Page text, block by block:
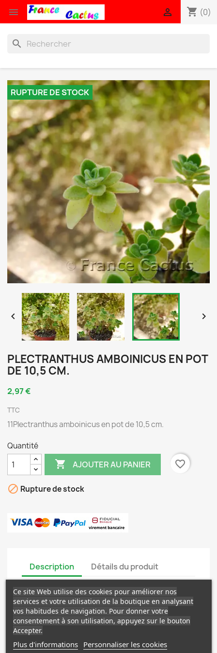
 shopping_cart (0)

search
RUPTURE DE STOCK
 
PLECTRANTHUS AMBOINICUS EN POT
DE 10,5 CM.
2,97 €
TTC
11Plectranthus amboinicus en pot de 10,5 cm.
Quantité
 AJOUTER AU PANIER favorite_border
 Rupture de stock
Description Détails du produit
Gros buisson de fines tiges aux feuilles épaisses,
arrondies, dentelées veloutées, vert clair, à
l'agréable odeur. Grappes de petites fleurs roses.
Livré à Racines Nues.
Ce site Web utilise des cookies pour améliorer nos
services et votre utilisation de la boutique en analysant
vos habitudes de navigation. Pour donner votre
consentement à son utilisation, appuyez sur le bouton
Accepter.
Plus d'informations Personnaliser les cookies